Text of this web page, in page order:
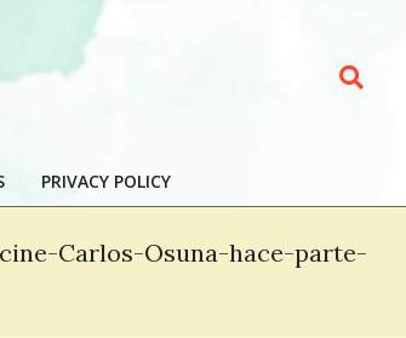
Search
PRIVACY POLICY
Carlos-Osuna-hace-parte-